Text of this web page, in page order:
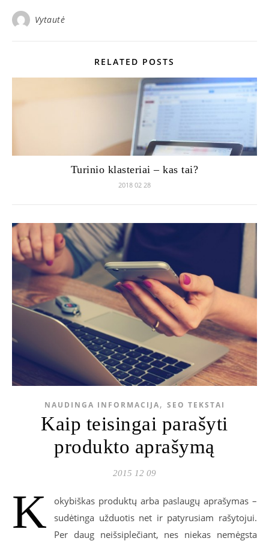
Vytautė
RELATED POSTS
Turinio klasteriai – kas tai?
2018 02 28
NAUDINGA INFORMACIJA, SEO TEKSTAI
Kaip teisingai parašyti
produkto aprašymą
2015 12 09
K
okybiškas produktų arba paslaugų aprašymas –
sudėtinga užduotis net ir patyrusiam rašytojui.
Per daug neišsiplečiant, nes niekas nemėgsta